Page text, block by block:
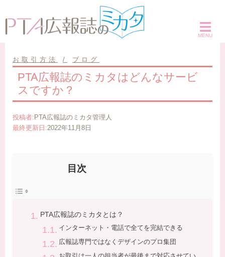
ン
ン
お取引方法 ブログ
PTA広報誌のミカタはどんなサービ
スですか？
投稿者: PTA広報誌のミカタ管理人
最終更新日:2022年11月8日
目次
PTA広報誌のミカタとは？
インターネット・電話で全てを完結できる
広報誌専門ではなくデザインのプロ集団